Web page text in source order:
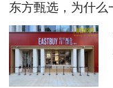
东方甄选，为什么